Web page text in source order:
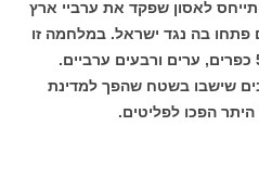
התייחס לאסון שפקד את ערביי ארץ
בה נגד ישראל. במלחמה זו
נהרסו או נמחקו כ-400 עד 500 כפרים, ערים ורבעים ערביים.
הערבים שישבו בשטח שהפך למדינת